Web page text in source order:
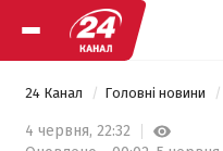
24 Канал Головні новини
4 червня, 22:32